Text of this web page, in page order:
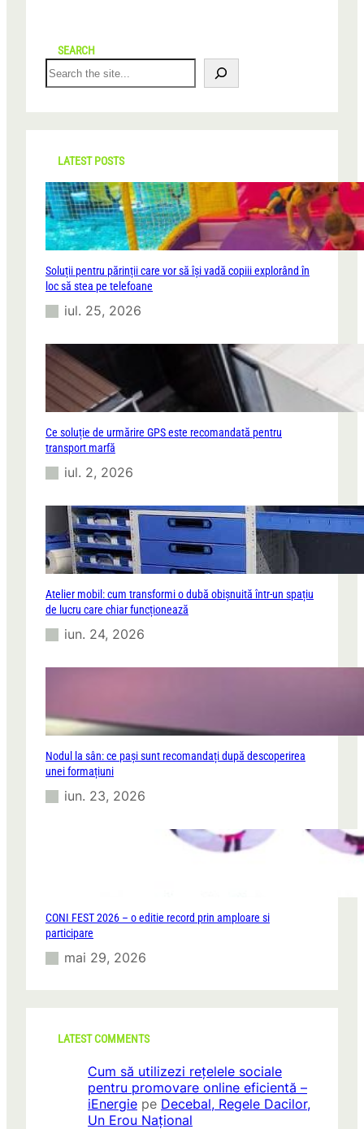
SEARCH
S
e
r
c
LATEST POSTS
Soluții pentru părinții care vor să își vadă copiii explorând în
loc să stea pe telefoane
iul. 25, 2026
Ce soluție de urmărire GPS este recomandată pentru
transport marfă
iul. 2, 2026
Atelier mobil: cum transformi o dubă obișnuită într-un spațiu
de lucru care chiar funcționează
iun. 24, 2026
Nodul la sân: ce pași sunt recomandați după descoperirea
unei formațiuni
iun. 23, 2026
CONI FEST 2026 – o editie record prin amploare si
participare
mai 29, 2026
LATEST COMMENTS
Cum să utilizezi rețelele sociale
pentru promovare online eficientă –
iEnergie pe Decebal, Regele Dacilor,
Un Erou Național